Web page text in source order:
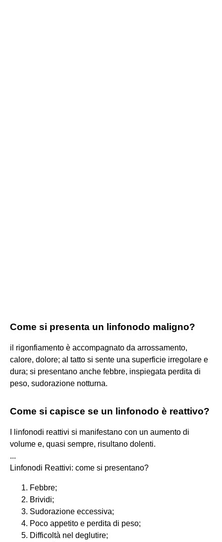
Come si presenta un linfonodo maligno?
il rigonfiamento è accompagnato da arrossamento,
calore, dolore; al tatto si sente una superficie irregolare e
dura; si presentano anche febbre, inspiegata perdita di
peso, sudorazione notturna.
Come si capisce se un linfonodo è reattivo?
I linfonodi reattivi si manifestano con un aumento di
volume e, quasi sempre, risultano dolenti.
...
Linfonodi Reattivi: come si presentano?
Febbre;
Brividi;
Sudorazione eccessiva;
Poco appetito e perdita di peso;
Difficoltà nel deglutire;